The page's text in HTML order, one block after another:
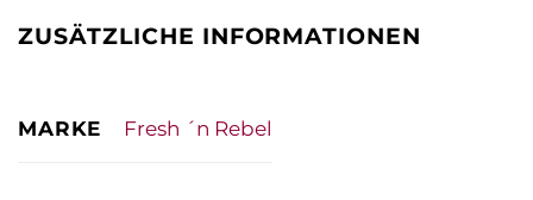
ZUSÄTZLICHE INFORMATIONEN
MARKE Fresh ´n Rebel